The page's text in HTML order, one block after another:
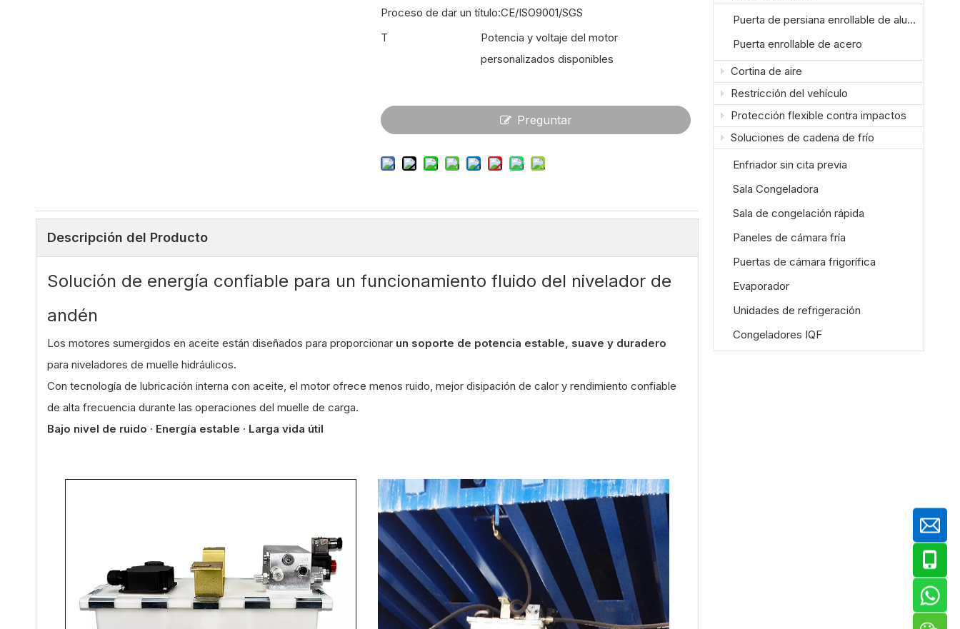
Proceso de dar un título:CE/ISO9001/SGS
T
Potencia y voltaje del motor
personalizados disponibles
Preguntar
Descripción del Producto
Solución de energía confiable para un funcionamiento fluido del nivelador de
andén
Los motores sumergidos en aceite están diseñados para proporcionar un soporte de potencia estable, suave y duradero
para niveladores de muelle hidráulicos.
Con tecnología de lubricación interna con aceite, el motor ofrece menos ruido, mejor disipación de calor y rendimiento confiable
de alta frecuencia durante las operaciones del muelle de carga.
Bajo nivel de ruido · Energía estable · Larga vida útil
Puerta de persiana enrollable de aluminio
Puerta enrollable de acero
Cortina de aire
Restricción del vehículo
Protección flexible contra impactos
Soluciones de cadena de frío
Enfriador sin cita previa
Sala Congeladora
Sala de congelación rápida
Paneles de cámara fría
Puertas de cámara frigorífica
Evaporador
Unidades de refrigeración
Congeladores IQF